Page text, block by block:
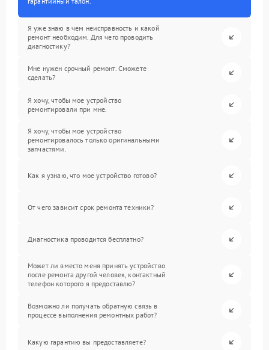
Я уже знаю в чем неисправность и какой
ремонт необходим. Для чего проводить
диагностику?
Мне нужен срочный ремонт. Сможете
сделать?
Я хочу, чтобы мое устройство
ремонтировали при мне.
Я хочу, чтобы мое устройство
ремонтировалось только оригинальными
запчастями.
Как я узнаю, что мое устройство готово?
От чего зависит срок ремонта техники?
Диагностика проводится бесплатно?
Может ли вместо меня принять устройство
после ремонта другой человек, контактный
телефон которого я предоставлю?
Возможно ли получать обратную связь в
процессе выполнения ремонтных работ?
Какую гарантию вы предоставляете?